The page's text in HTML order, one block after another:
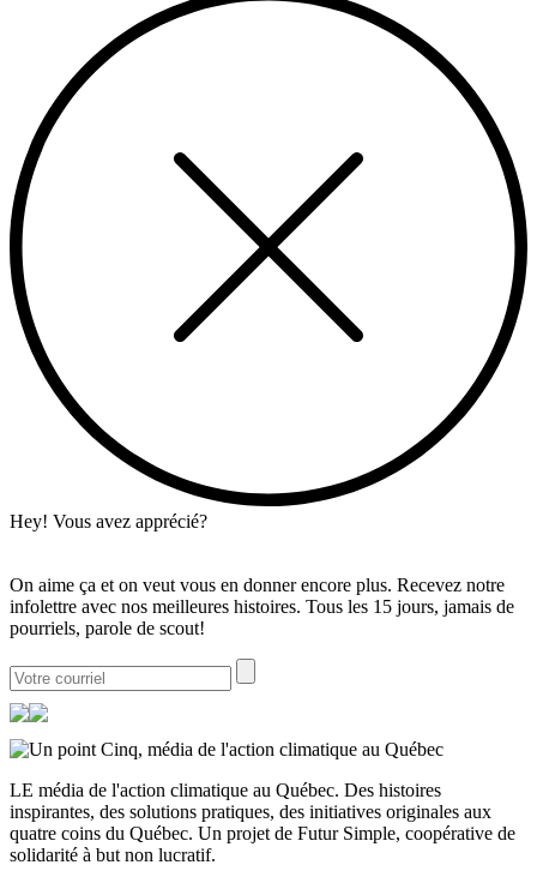
Hey! Vous avez apprécié?
On aime ça et on veut vous en donner encore plus. Recevez notre
infolettre avec nos meilleures histoires. Tous les 15 jours, jamais de
pourriels, parole de scout!
LE média de l'action climatique au Québec. Des histoires
inspirantes, des solutions pratiques, des initiatives originales aux
quatre coins du Québec. Un projet de Futur Simple, coopérative de
solidarité à but non lucratif.